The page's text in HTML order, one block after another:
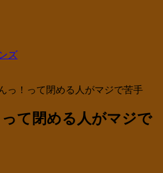
ズ
っ！って閉める人がマジで苦手
って閉める人がマジで